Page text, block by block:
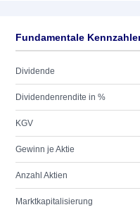
Dividende
Dividendenrendite in %
KGV
Gewinn je Aktie
Anzahl Aktien
Marktkapitalisierung